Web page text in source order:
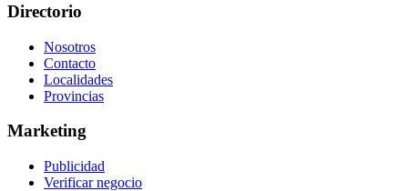
Directorio
Nosotros
Contacto
Localidades
Provincias
Marketing
Publicidad
Verificar negocio